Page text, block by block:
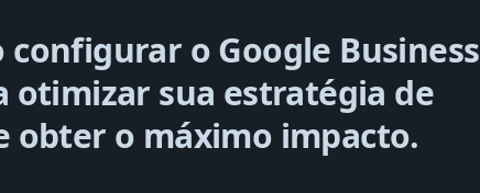
o Google Business
otimizar sua estratégia de
obter o máximo impacto.